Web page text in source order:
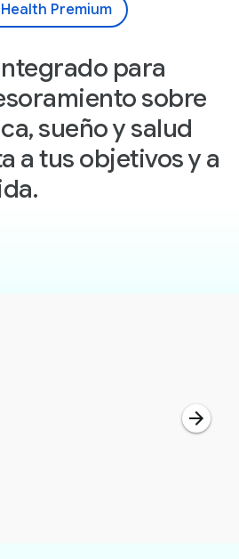
Premium
para
sobre
sueño y salud
a tus objetivos y a